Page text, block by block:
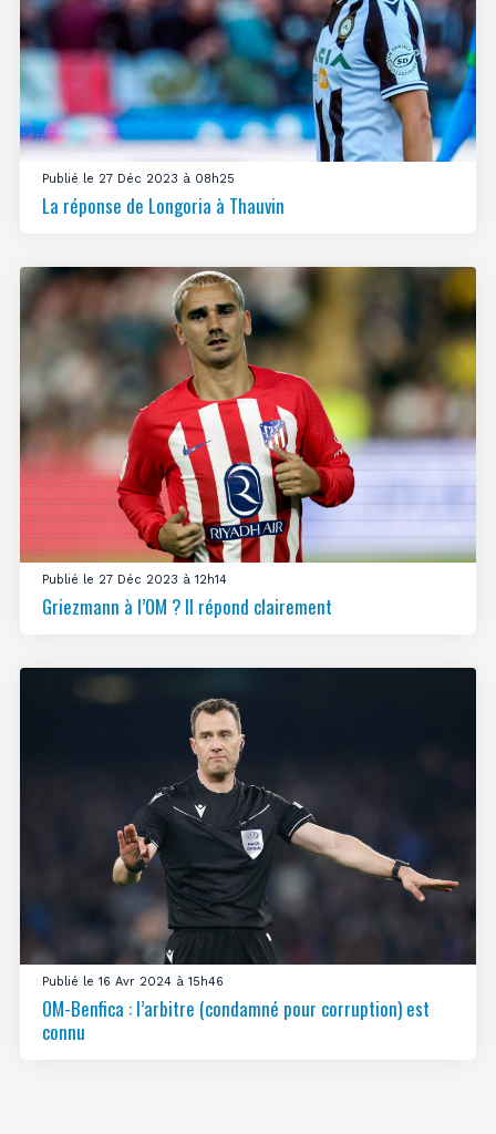
Publié le 27 Déc 2023 à 08h25
La réponse de Longoria à Thauvin
Publié le 27 Déc 2023 à 12h14
Griezmann à l’OM ? Il répond clairement
Publié le 16 Avr 2024 à 15h46
OM-Benfica : l’arbitre (condamné pour corruption) est
connu